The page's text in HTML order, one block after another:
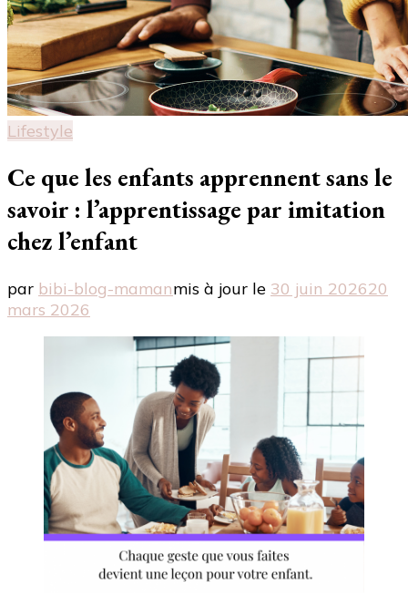
Lifestyle
Ce que les enfants apprennent sans le
savoir : l’apprentissage par imitation
chez l’enfant
par bibi-blog-mamanmis à jour le 30 juin 202620
mars 2026